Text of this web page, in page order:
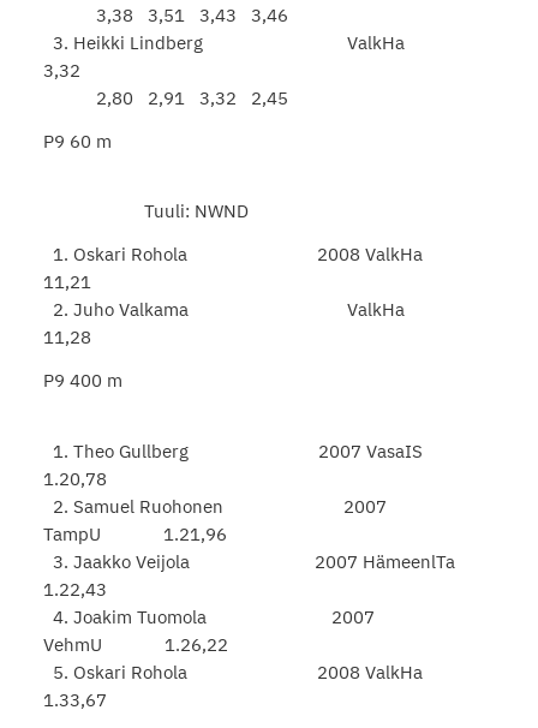
3,38 3,51 3,43 3,46
3. Heikki Lindberg ValkHa
3,32
2,80 2,91 3,32 2,45
P9 60 m
Tuuli: NWND
1. Oskari Rohola 2008 ValkHa
11,21
2. Juho Valkama ValkHa
11,28
P9 400 m
1. Theo Gullberg 2007 VasaIS
1.20,78
2. Samuel Ruohonen 2007
TampU 1.21,96
3. Jaakko Veijola 2007 HämeenlTa
1.22,43
4. Joakim Tuomola 2007
VehmU 1.26,22
5. Oskari Rohola 2008 ValkHa
1.33,67